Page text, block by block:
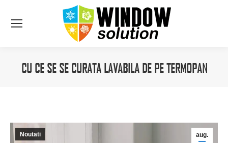
CU CE SE SE CURATA LAVABILA DE PE TERMOPAN
aug.
Noutati